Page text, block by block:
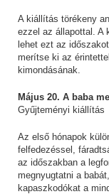
A kiállítás törékeny
ezzel az állapottal. A
lehet ezt az
merítse ki az
kimondásának.
Május 20. A baba
Gyűjteményi kiállítás
Az első hónapok
felfedezéssel,
az időszakban a
megnyugtatni a
kapaszkodókat a